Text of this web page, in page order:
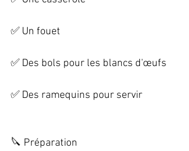
✅ Un fouet
✅ Des bols pour les blancs d'œufs
✅ Des ramequins pour servir
🔪 Préparation